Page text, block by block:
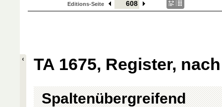
Editions-Seite
TA 1675, Register,
Spaltenübergreifend